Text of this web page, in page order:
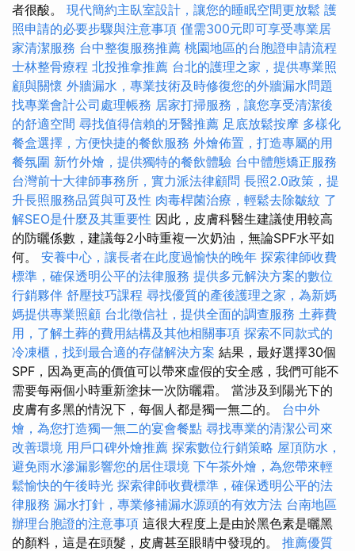
者很酸。 現代簡約主臥室設計，讓您的睡眠空間更放鬆 護
照申請的必要步驟與注意事項 僅需300元即可享受專業居
家清潔服務 台中整復服務推薦 桃園地區的台胞證申請流程
士林整骨療程 北投推拿推薦 台北的護理之家，提供專業照
顧與關懷 外牆漏水，專業技術及時修復您的外牆漏水問題
找專業會計公司處理帳務 居家打掃服務，讓您享受清潔後
的舒適空間 尋找值得信賴的牙醫推薦 足底放鬆按摩 多樣化
餐盒選擇，方便快捷的餐飲服務 外燴佈置，打造專屬的用
餐氛圍 新竹外燴，提供獨特的餐飲體驗 台中體態矯正服務
台灣前十大律師事務所，實力派法律顧問 長照2.0政策，提
升長照服務品質與可及性 肉毒桿菌治療，輕鬆去除皺紋 了
解SEO是什麼及其重要性 因此，皮膚科醫生建議使用較高
的防曬係數，建議每2小時重複一次奶油，無論SPF水平如
何。 安養中心，讓長者在此度過愉快的晚年 探索律師收費
標準，確保透明公平的法律服務 提供多元解決方案的數位
行銷夥伴 舒壓技巧課程 尋找優質的產後護理之家，為新媽
媽提供專業照顧 台北徵信社，提供全面的調查服務 土葬費
用，了解土葬的費用結構及其他相關事項 探索不同款式的
冷凍櫃，找到最合適的存儲解決方案 結果，最好選擇30個
SPF，因為更高的價值可以帶來虛假的安全感，我們可能不
需要每兩個小時重新塗抹一次防曬霜。 當涉及到陽光下的
皮膚有多黑的情況下，每個人都是獨一無二的。 台中外
燴，為您打造獨一無二的宴會餐點 尋找專業的清潔公司來
改善環境 用戶口碑外燴推薦 探索數位行銷策略 屋頂防水，
避免雨水滲漏影響您的居住環境 下午茶外燴，為您帶來輕
鬆愉快的午後時光 探索律師收費標準，確保透明公平的法
律服務 漏水打針，專業修補漏水源頭的有效方法 台南地區
辦理台胞證的注意事項 這很大程度上是由於黑色素是曬黑
的顏料，這是在頭髮，皮膚甚至眼睛中發現的。 推薦優質